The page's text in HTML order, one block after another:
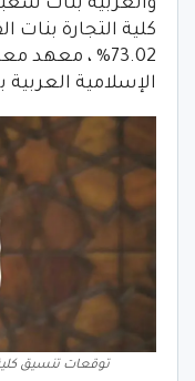
73.02% ،
الإسلامية العربية بنات
توقعات تنسيق